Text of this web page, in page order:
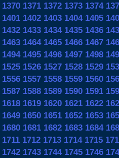
1370 1371 1372 1373 1374
1401 1402 1403 1404 1405
1432 1433 1434 1435 1436
1463 1464 1465 1466 1467
1494 1495 1496 1497 1498
1525 1526 1527 1528 1529
1556 1557 1558 1559 1560
1587 1588 1589 1590 1591
1618 1619 1620 1621 1622
1649 1650 1651 1652 1653
1680 1681 1682 1683 1684
1711 1712 1713 1714 1715
1742 1743 1744 1745 1746